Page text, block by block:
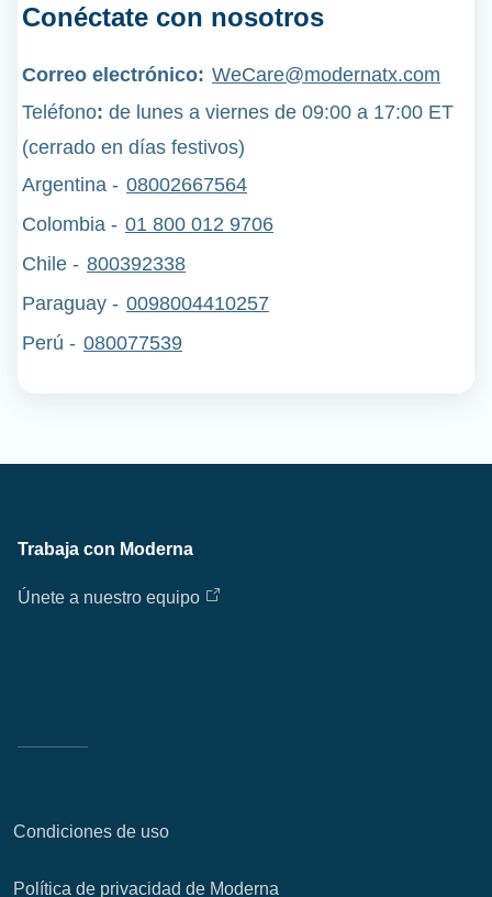
Conéctate con nosotros
Correo electrónico: WeCare@modernatx.com
Teléfono: de lunes a viernes de 09:00 a 17:00 ET
(cerrado en días festivos)
Argentina - 08002667564
Colombia - 01 800 012 9706
Chile - 800392338
Paraguay - 0098004410257
Perú - 080077539
Trabaja con Moderna
Únete a nuestro equipo
Condiciones de uso
Política de privacidad de Moderna